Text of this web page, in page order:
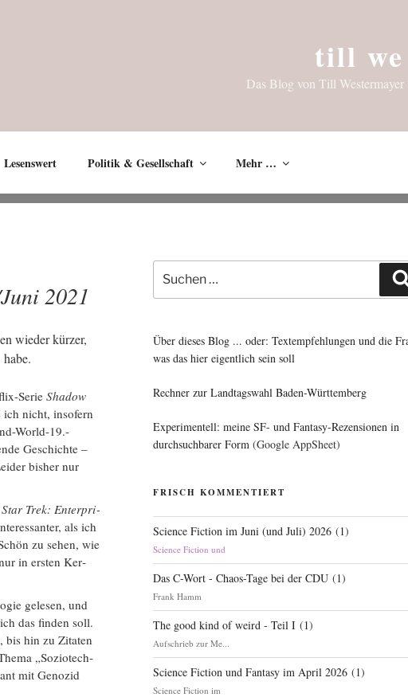
till
Das Blog von Till
Lesenswert Politik & Gesellschaft Mehr …
2021
wie­der kür­zer,
Serie Shadow
nicht, inso­fern
World-19.-
Geschich­te –
bis­her nur
Star Trek: Enter­pri­
als ich
zu sehen, wie
in ers­ten Ker­
gele­sen, und
das fin­den soll.
bis hin zu Zita­ten
„Sozio­tech­
mit Geno­zid
Suche
nach:
Über dieses Blog ... oder: Textempfehlungen und die
was das hier eigentlich sein soll
Rechner zur Landtagswahl Baden-Württemberg
Experimentell: meine SF- und Fantasy-Rezensionen in
durchsuchbarer Form (Google AppSheet)
FRISCH KOMMENTIERT
Science Fiction im Juni (und Juli) 2026 (1)
Science Fiction und
Das C-Wort - Chaos-Tage bei der CDU (1)
Frank Hamm
The good kind of weird - Teil I (1)
Aufschrieb zur Me...
Science Fiction und Fantasy im April 2026 (1)
Science Fiction im